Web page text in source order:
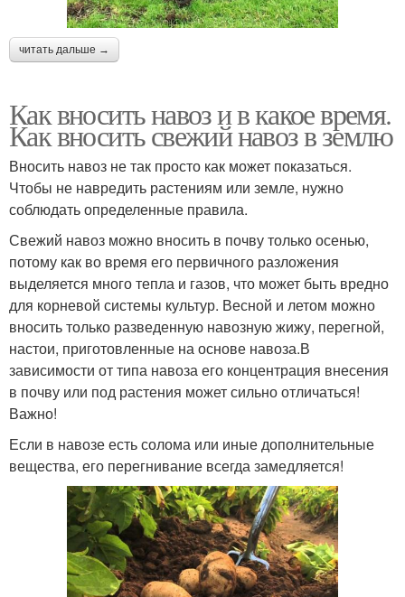
читать дальше →
Как вносить навоз и в какое время.
Как вносить свежий навоз в землю
Вносить навоз не так просто как может показаться.
Чтобы не навредить растениям или земле, нужно
соблюдать определенные правила.
Свежий навоз можно вносить в почву только осенью,
потому как во время его первичного разложения
выделяется много тепла и газов, что может быть вредно
для корневой системы культур. Весной и летом можно
вносить только разведенную навозную жижу, перегной,
настои, приготовленные на основе навоза.В
зависимости от типа навоза его концентрация внесения
в почву или под растения может сильно отличаться!
Важно!
Если в навозе есть солома или иные дополнительные
вещества, его перегнивание всегда замедляется!